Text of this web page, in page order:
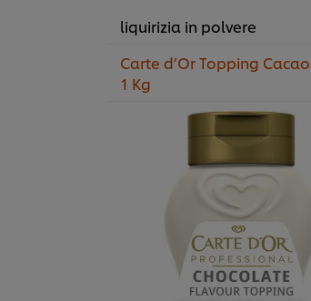
liquirizia in polvere
Carte d’Or Topping Cacao
1 Kg